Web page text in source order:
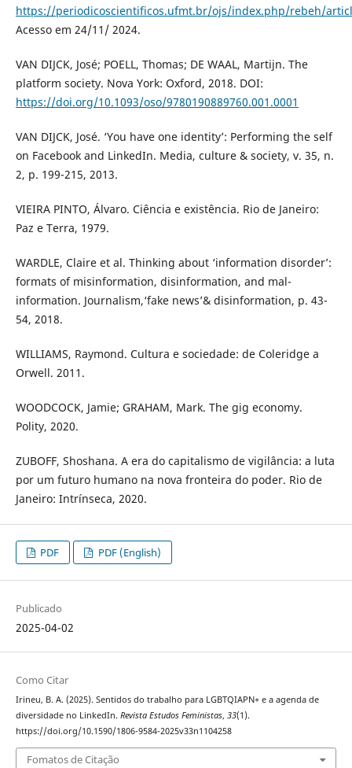
https://periodicoscientificos.ufmt.br/ojs/index.php/rebeh/
Acesso em 24/11/ 2024.
VAN DIJCK, José; POELL, Thomas; DE WAAL, Martijn. The
platform society. Nova York: Oxford, 2018. DOI:
https://doi.org/10.1093/oso/9780190889760.001.0001
VAN DIJCK, José. ‘You have one identity’: Performing the self
on Facebook and LinkedIn. Media, culture & society, v. 35, n.
2, p. 199-215, 2013.
VIEIRA PINTO, Álvaro. Ciência e existência. Rio de Janeiro:
Paz e Terra, 1979.
WARDLE, Claire et al. Thinking about ‘information disorder’:
formats of misinformation, disinformation, and mal-
information. Journalism,‘fake news’& disinformation, p. 43-
54, 2018.
WILLIAMS, Raymond. Cultura e sociedade: de Coleridge a
Orwell. 2011.
WOODCOCK, Jamie; GRAHAM, Mark. The gig economy.
Polity, 2020.
ZUBOFF, Shoshana. A era do capitalismo de vigilância: a luta
por um futuro humano na nova fronteira do poder. Rio de
Janeiro: Intrínseca, 2020.
PDF PDF (English)
Publicado
2025-04-02
Como Citar
Irineu, B. A. (2025). Sentidos do trabalho para LGBTQIAPN+ e a agenda de
diversidade no LinkedIn. Revista Estudos Feministas, 33(1).
https://doi.org/10.1590/1806-9584-2025v33n1104258
Fomatos de Citação